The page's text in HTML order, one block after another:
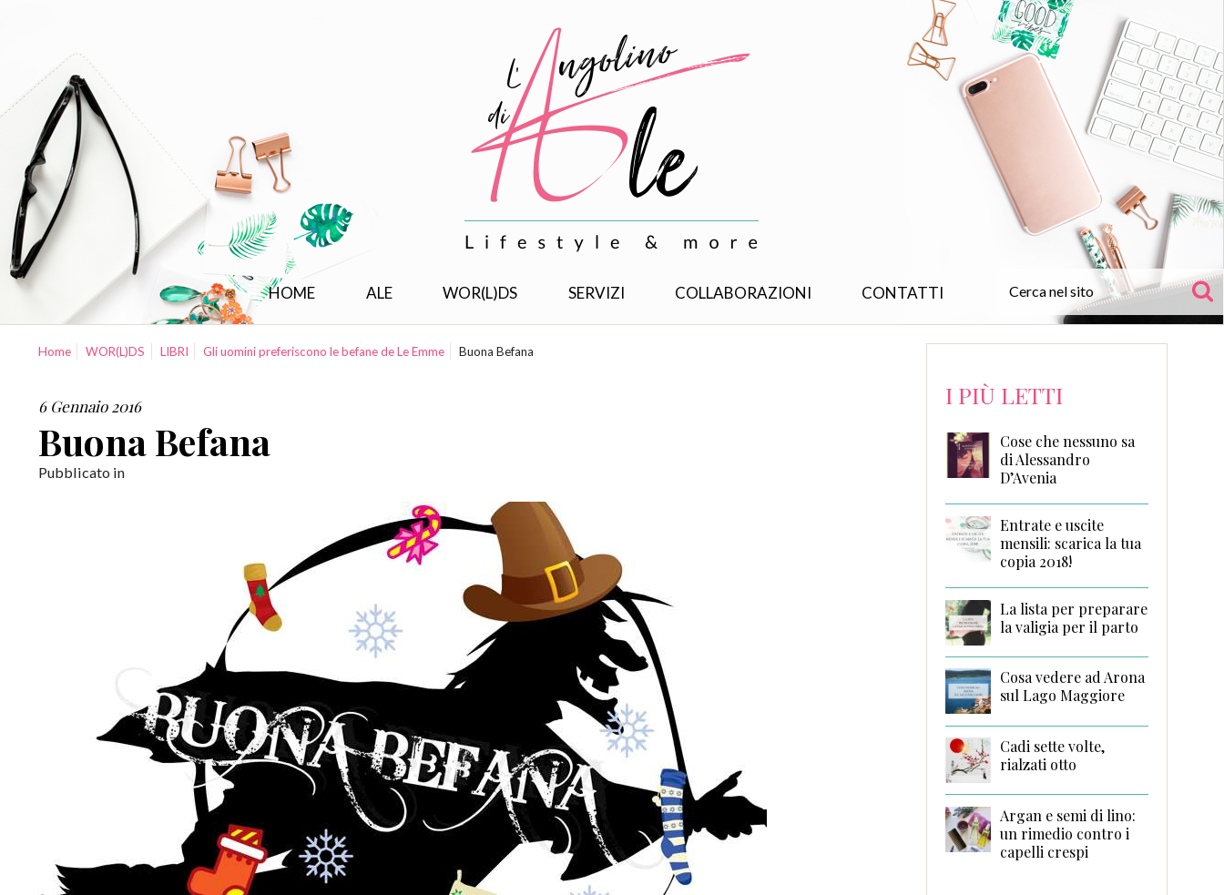
HOME ALE WOR(L)DS SERVIZI COLLABORAZIONI CONTATTI
Home WOR(L)DS LIBRI Gli uomini preferiscono le befane de Le Emme Buona Befana
6 Gennaio 2016
Buona Befana
Pubblicato in
I PIÙ LETTI
Cose che nessuno sa
di Alessandro
D’Avenia
Entrate e uscite
mensili: scarica la tua
copia 2018!
La lista per preparare
la valigia per il parto
Cosa vedere ad Arona
sul Lago Maggiore
Cadi sette volte,
rialzati otto
Argan e semi di lino:
un rimedio contro i
capelli crespi